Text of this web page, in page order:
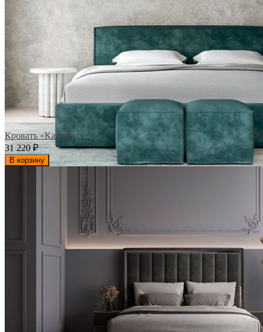
Кровать «Капри»
31 220₽
В корзину